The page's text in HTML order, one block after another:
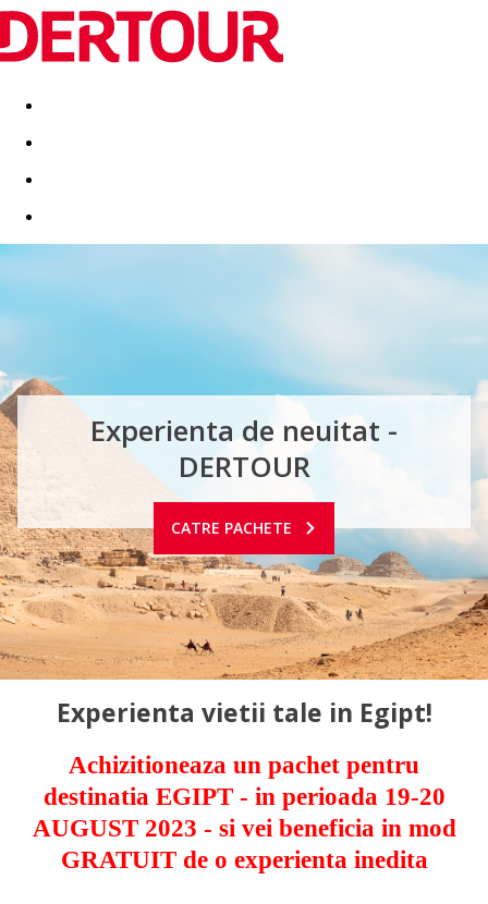
Destinatii Vacanta perfecta OFERTE DE NERATAT
Experienta de neuitat -
DERTOUR
CATRE PACHETE
Experienta vietii tale in Egipt!
Achizitioneaza un pachet pentru
destinatia EGIPT - in perioada 19-20
AUGUST 2023 - si vei beneficia in mod
GRATUIT de o experienta inedita